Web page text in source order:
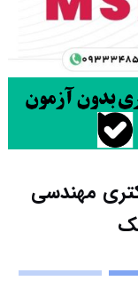
مهندسی